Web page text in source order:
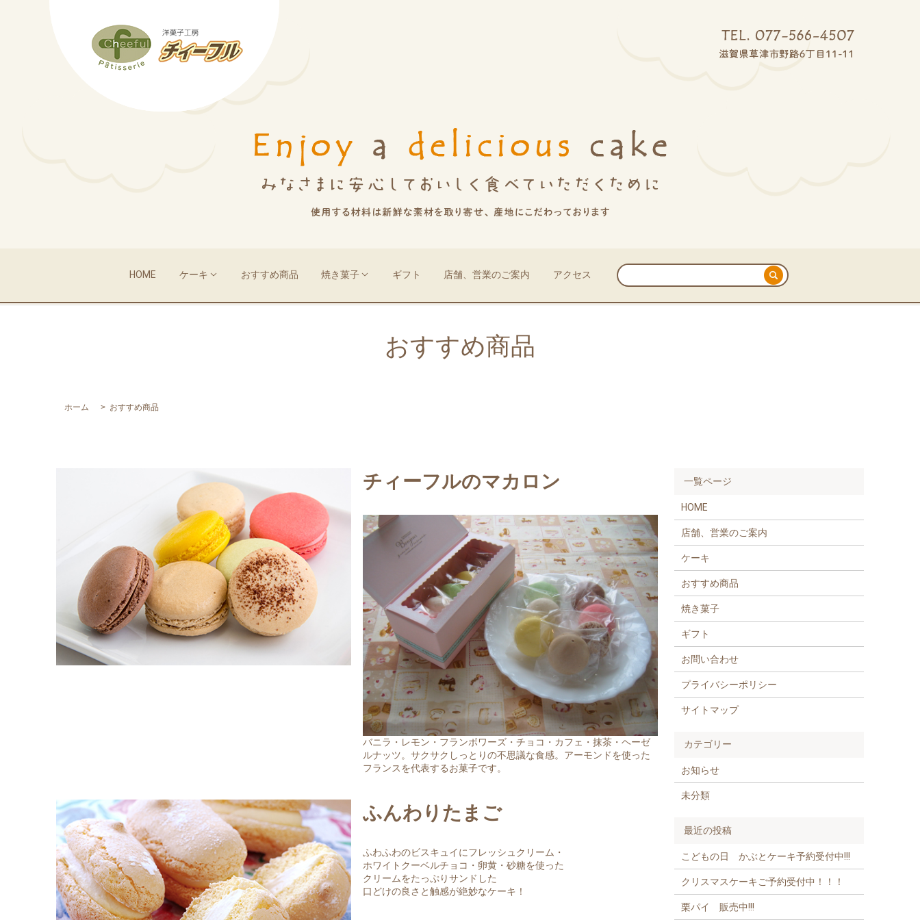
HOME ケーキ おすすめ商品 焼き菓子 ギフト 店舗、営業のご案内 アクセス
おすすめ商品
ホーム おすすめ商品
チィーフルのマカロン
バニラ・レモン・フランボワーズ・チョコ・カフェ・抹茶・ヘーゼ
ルナッツ。サクサクしっとりの不思議な食感。アーモンドを使った
フランスを代表するお菓子です。
ふんわりたまご
ふわふわのビスキュイにフレッシュクリーム・
ホワイトクーベルチョコ・卵黄・砂糖を使った
クリームをたっぷりサンドした
口どけの良さと触感が絶妙なケーキ！